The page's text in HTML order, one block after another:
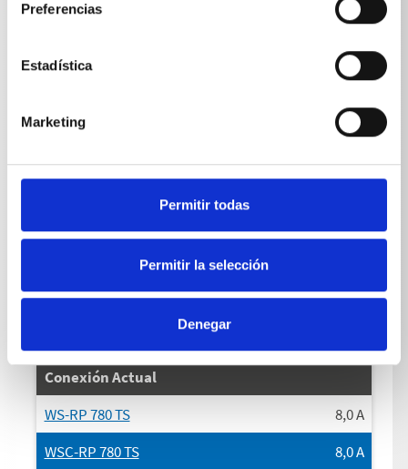
Preferencias
Estadística
Marketing
Permitir todas
Permitir la selección
Denegar
50Hz
WSC-RP 780 TS
50
Hz
50Hz
50Hz
WS-RP 1000 TS
50Hz
WS-RP 1600 TS
50Hz
Conexión Actual
WS-RP 780 TS
8,0A
WSC-RP 780 TS
8,0A